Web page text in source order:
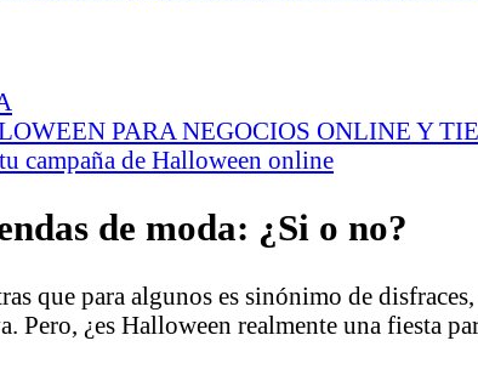
PARA NEGOCIOS ONLINE Y
campaña de Halloween online
de moda: ¿Si o no?
que para algunos es sinónimo de
Pero, ¿es Halloween realmente una fiesta